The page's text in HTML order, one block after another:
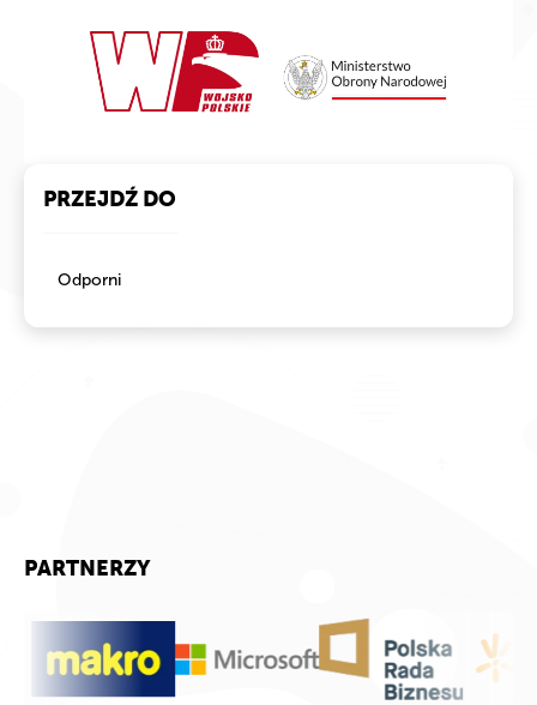
PRZEJDŹ DO
Odporni
PARTNERZY